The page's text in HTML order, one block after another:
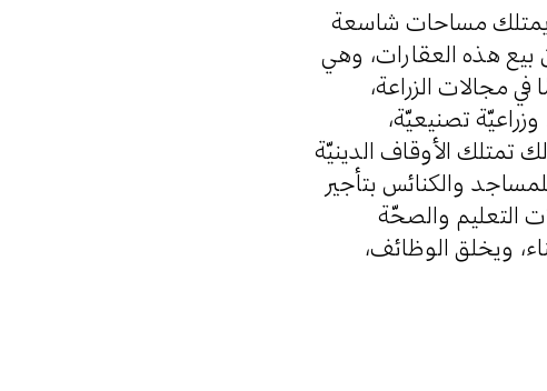
يمتلك مساحات شاسعة
بيع هذه العقارات، وهي
يمكن للحكومة أن تطرح عقود إيجار تمتدّ بين 25 و50 عامًا في مجالات الزراعة،
تصنيعيّة،
الأوقاف الدينيّة
والكنائس بتأجير
التعليم والصحّة
ويخلق الوظائف،